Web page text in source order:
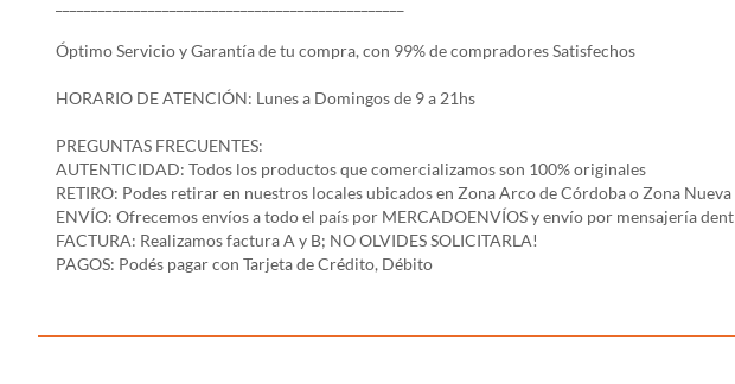
Óptimo Servicio y Garantía de tu compra, con 99% de compradores Satisfechos
HORARIO DE ATENCIÓN: Lunes a Domingos de 9 a 21hs
PREGUNTAS FRECUENTES:
AUTENTICIDAD: Todos los productos que comercializamos son 100% originales
RETIRO: Podes retirar en nuestros locales ubicados en Zona Arco de Córdoba o Zona
ENVÍO: Ofrecemos envíos a todo el país por MERCADOENVÍOS y envío por mensajería
FACTURA: Realizamos factura A y B; NO OLVIDES SOLICITARLA!
PAGOS: Podés pagar con Tarjeta de Crédito, Débito